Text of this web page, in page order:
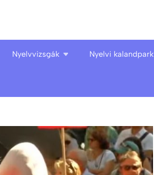
Nyelvvizsgák Nyelvi kalandpark